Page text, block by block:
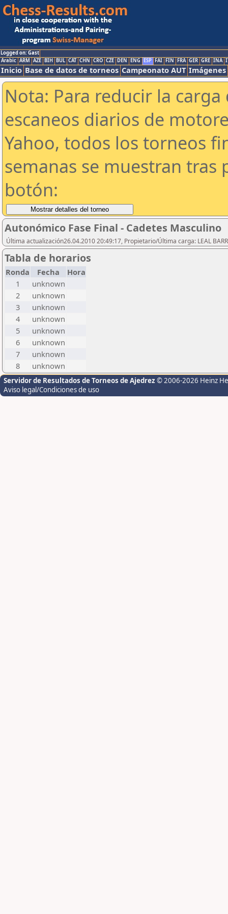
Logged on: Gast
Arabic ARM AZE BIH BUL CAT CHN CRO CZE DEN ENG ESP FAI FIN FRA GER GRE INA
Inicio Base de datos de torneos Campeonato AUT Imágenes
Nota: Para reducir la
escaneos diarios de
Yahoo, todos los torneos
semanas se muestran tras
botón:
Autonómico Fase Final - Cadetes Masculino
Última actualización26.04.2010 20:49:17, Propietario/Última carga: LEAL
Tabla de horarios
Ronda Fecha
Hora
1
unknown
2
unknown
3
unknown
4
unknown
5
unknown
6
unknown
7
unknown
8
unknown
Servidor de Resultados de Torneos de Ajedrez © 2006-2026 Heinz
Aviso legal/Condiciones de uso